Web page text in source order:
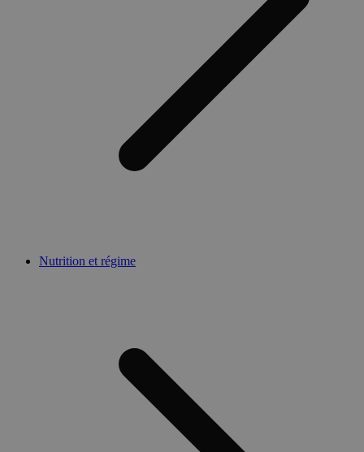
Nutrition et régime